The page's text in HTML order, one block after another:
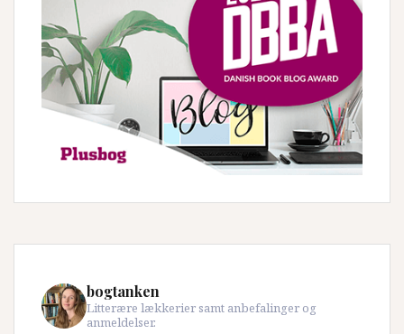
bogtanken
Litterære lækkerier samt anbefalinger og
anmeldelser.